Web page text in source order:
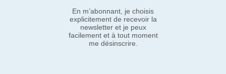
En m’abonnant, je choisis
explicitement de recevoir la
newsletter et je peux
facilement et à tout moment
me désinscrire.